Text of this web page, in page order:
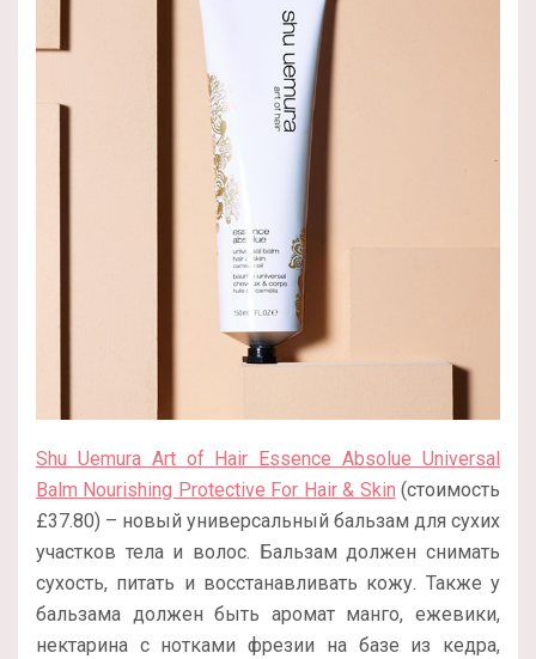
Shu Uemura Art of Hair Essence Absolue Universal
Balm Nourishing Protective For Hair & Skin (стоимость
£37.80) – новый универсальный бальзам для сухих
участков тела и волос. Бальзам должен снимать
сухость, питать и восстанавливать кожу. Также у
бальзама должен быть аромат манго, ежевики,
нектарина с нотками фрезии на базе из кедра,